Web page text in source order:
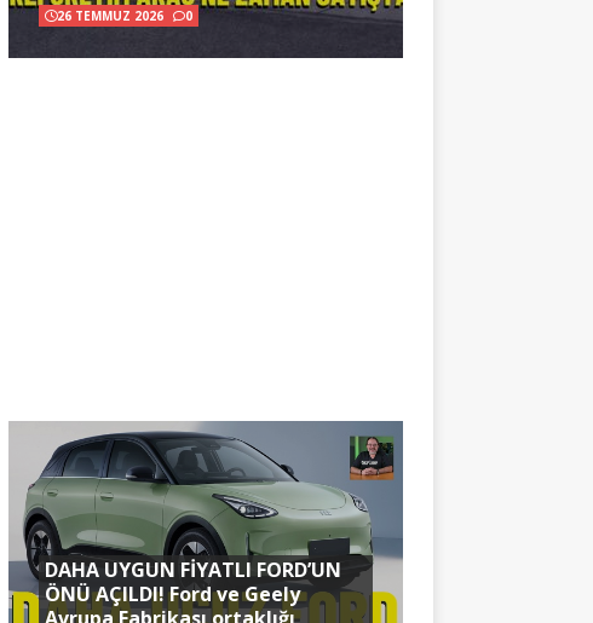
26 TEMMUZ 2026 0
DAHA UYGUN FİYATLI FORD’UN
ÖNÜ AÇILDI! Ford ve Geely